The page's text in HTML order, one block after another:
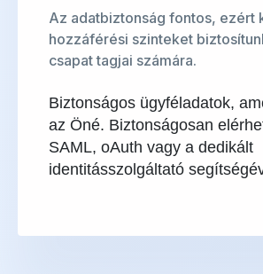
Az adatbiztonság fontos, ezért
hozzáférési szinteket
csapat tagjai számára.
Biztonságos ügyféladatok,
az Öné. Biztonságosan
SAML, oAuth vagy a dedikált
identitásszolgáltató